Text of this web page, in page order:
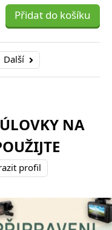
Přidat do košíku
Další
ÚLOVKY NA
profil